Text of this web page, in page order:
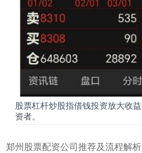
股票杠杆炒股指借钱投资放大收
资者。
郑州股票配资公司推荐及流程解析